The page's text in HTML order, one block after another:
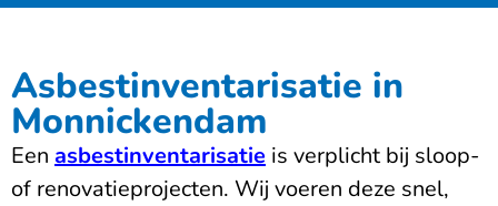
Asbestinventarisatie in
Monnickendam
Een asbestinventarisatie is verplicht bij sloop-
of renovatieprojecten. Wij voeren deze snel,